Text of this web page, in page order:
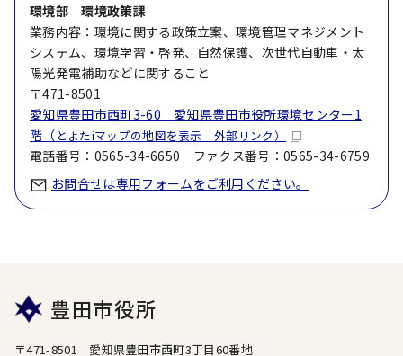
環境部 環境政策課
業務内容：環境に関する政策立案、環境管理マネジメント
システム、環境学習・啓発、自然保護、次世代自動車・太
陽光発電補助などに関すること
〒471-8501
愛知県豊田市西町3-60 愛知県豊田市役所環境センター1
階（ とよたiマップの地図を表示 外部リンク）
電話番号：0565-34-6650 ファクス番号：0565-34-6759
お問合せは専用フォームをご利用ください。
豊田市役所
〒471-8501 愛知県豊田市西町3丁目60番地